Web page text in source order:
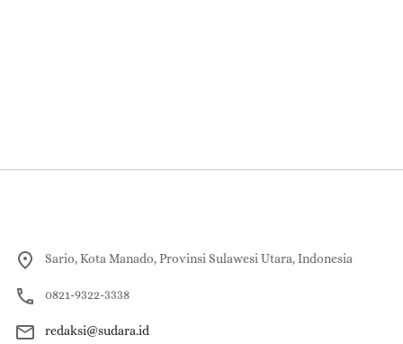
Sario, Kota Manado, Provinsi Sulawesi Utara, Indonesia
0821-9322-3338
redaksi@sudara.id